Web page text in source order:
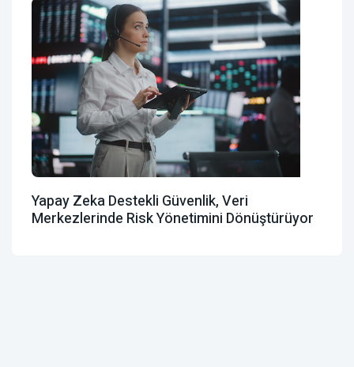
Yapay Zeka Destekli Güvenlik, Veri
Merkezlerinde Risk Yönetimini Dönüştürüyor